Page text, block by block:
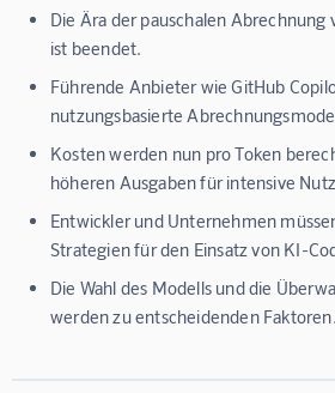
Die Ära der pauschalen
ist beendet.
Führende Anbieter wie GitHub
nutzungsbasierte
Kosten werden nun pro Token
höheren Ausgaben für intensive
Entwickler und Unternehmen
Strategien für den Einsatz von KI-
Die Wahl des Modells und die
werden zu entscheidenden Faktoren.